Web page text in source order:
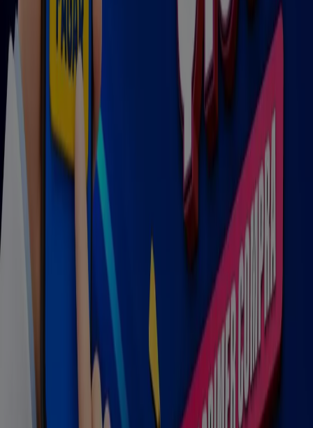
En Tiendeo te ofrecemos toda la información actualizada
sobre
Farmacias Similares
, como los horarios de
apertura, las ofertas exclusivas y la ubicación exacta de
la tienda enYucatan, 16 A
. Además, tendrás acceso a los
últimos catálogos de
Farmacias Similares
, donde
podrás descubrir las promociones más recientes y
aprovechar grandes descuentos en productos de
Farmacias y Salud
para tus compras en
Dolores
Hidalgo
No pierdas la oportunidad de visitar la tienda de
Farmacias Similares
Yucatan, 16 A
para disfrutar de
una experiencia de compra completa. Te invitamos a
explorar las promociones que tenemos para ti este
y mantenerte informado de las mejores ofertas
Farmacias Similares en Dolores Hidalgo
. ¡Visítanos y
empieza a ahorrar hoy mismo!
Más información de Farmacias SimilaresVer otras
tiendas de Farmacias Similares en Dolores Hidalgo